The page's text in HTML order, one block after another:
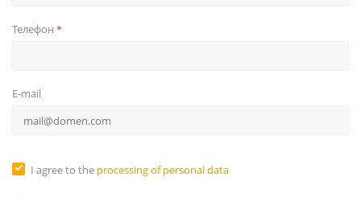
Телефон *
E-mail
I agree to the processing of personal data